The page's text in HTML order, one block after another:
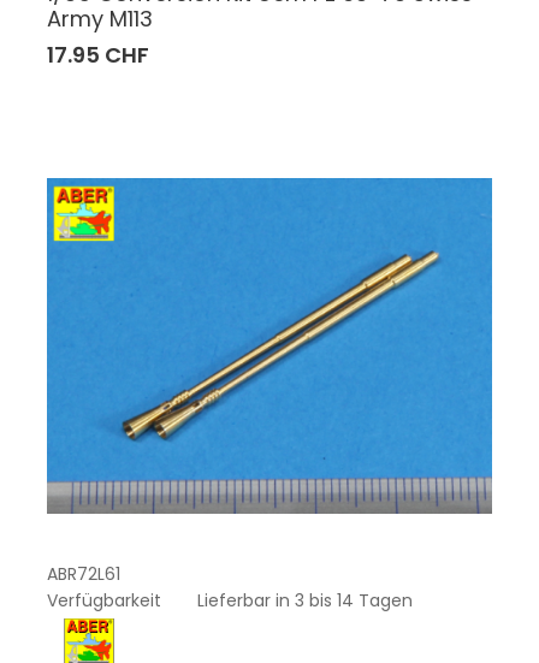
Army M113
17.95 CHF
ABR72L61
Verfügbarkeit
Lieferbar in 3 bis 14 Tagen